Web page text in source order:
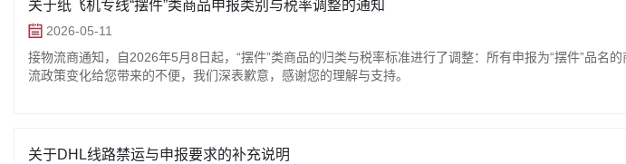
关于纸飞机专线“摆件”类商品申报类别与税率调整的通知
2026-05-11
接物流商通知，自2026年5月8日起，“摆件”类商品的归类与税率标准进行了调整：所有申报为“摆件”品
流政策变化给您带来的不便，我们深表歉意，感谢您的理解与支持。
关于DHL线路禁运与申报要求的补充说明